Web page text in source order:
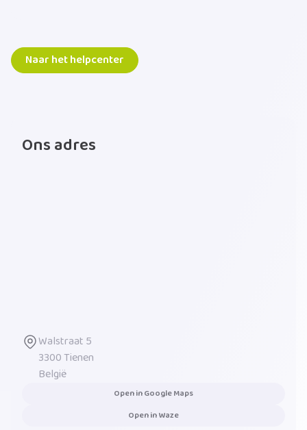
Naar het helpcenter
Ons adres
Walstraat 5
3300Tienen
België
Open in Google Maps
Open in Waze